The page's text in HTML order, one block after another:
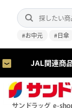
#お中元 #日傘
JAL関連商